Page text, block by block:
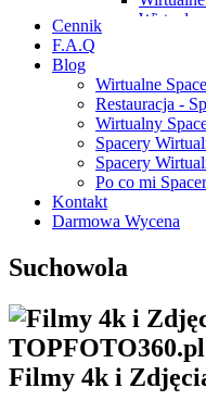
Wirtualne
Wirtualne
Wirtualne
Wirtualne
Wirtualne
Wirtualne
Cennik
F.A.Q
Blog
Wirtualne
Restauracja -
Wirtualny
Spacery
Spacery
Po co mi
Kontakt
Darmowa Wycena
Suchowola
​Filmy 4k i